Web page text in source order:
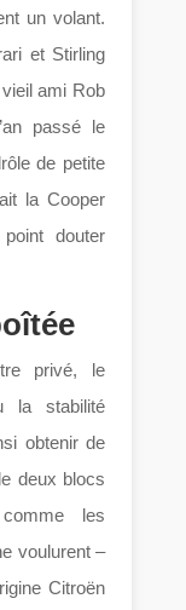
un volant.
et Stirling
ami Rob
passé le
de petite
la Cooper
douter
privé, le
la stabilité
obtenir de
deux blocs
les
voulurent –
Citroën